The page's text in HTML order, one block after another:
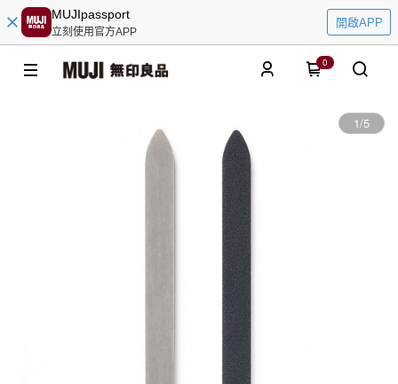
MUJIpassport
立刻使用官方APP
開啟APP
0
1/5